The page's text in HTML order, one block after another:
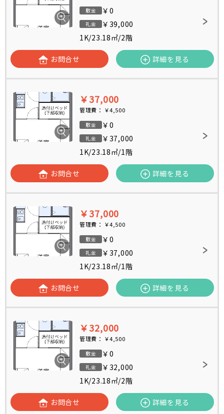
敷金 ￥0
礼金
￥39,000
1K/23.18㎡/2階
お問合せ 詳細を見る
￥37,000
管理費： ￥4,500
敷金 ￥0
礼金
￥37,000
1K/23.18㎡/1階
お問合せ 詳細を見る
￥37,000
管理費： ￥4,500
敷金 ￥0
礼金
￥37,000
1K/23.18㎡/1階
お問合せ 詳細を見る
￥32,000
管理費： ￥4,500
敷金 ￥0
礼金
￥32,000
1K/23.18㎡/2階
お問合せ 詳細を見る